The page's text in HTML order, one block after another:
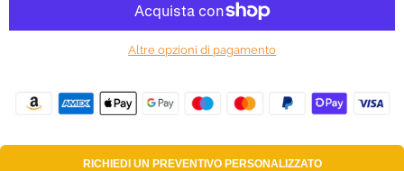
Altre opzioni di pagamento
RICHIEDI UN PREVENTIVO PERSONALIZZATO